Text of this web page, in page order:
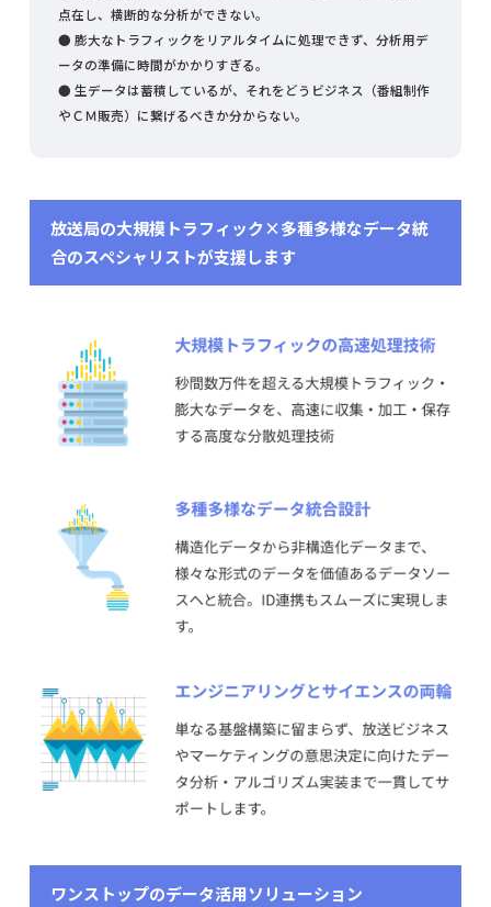
点在し、横断的な分析ができない。
● 膨大なトラフィックをリアルタイムに処理できず、分析用デ
ータの準備に時間がかかりすぎる。
● 生データは蓄積しているが、それをどうビジネス（番組制作
やＣＭ販売）に繋げるべきか分からない。
放送局の大規模トラフィック×多種多様なデータ統
合のスペシャリストが支援します
ワンストップのデータ活用ソリューション